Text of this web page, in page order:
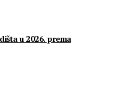
u 2026. prema